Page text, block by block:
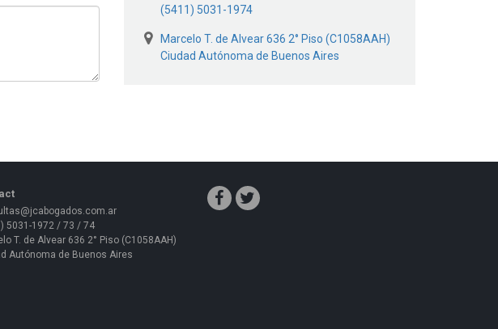
(5411) 5031-1974
Marcelo T. de Alvear 636 2° Piso (C1058AAH)
Ciudad Autónoma de Buenos Aires
5031-1972 / 73 / 74
T. de Alvear 636 2° Piso (C1058AAH)
Autónoma de Buenos Aires